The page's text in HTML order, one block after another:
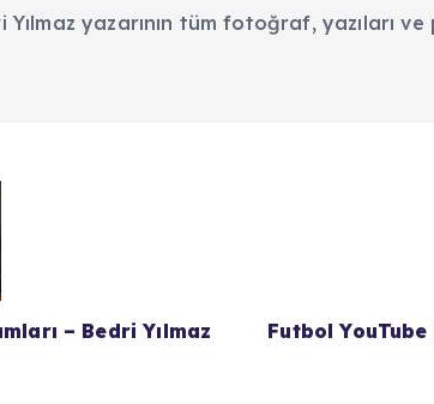
Yılmaz yazarının tüm fotoğraf, yazıları ve
– Bedri Yılmaz
Futbol YouTube